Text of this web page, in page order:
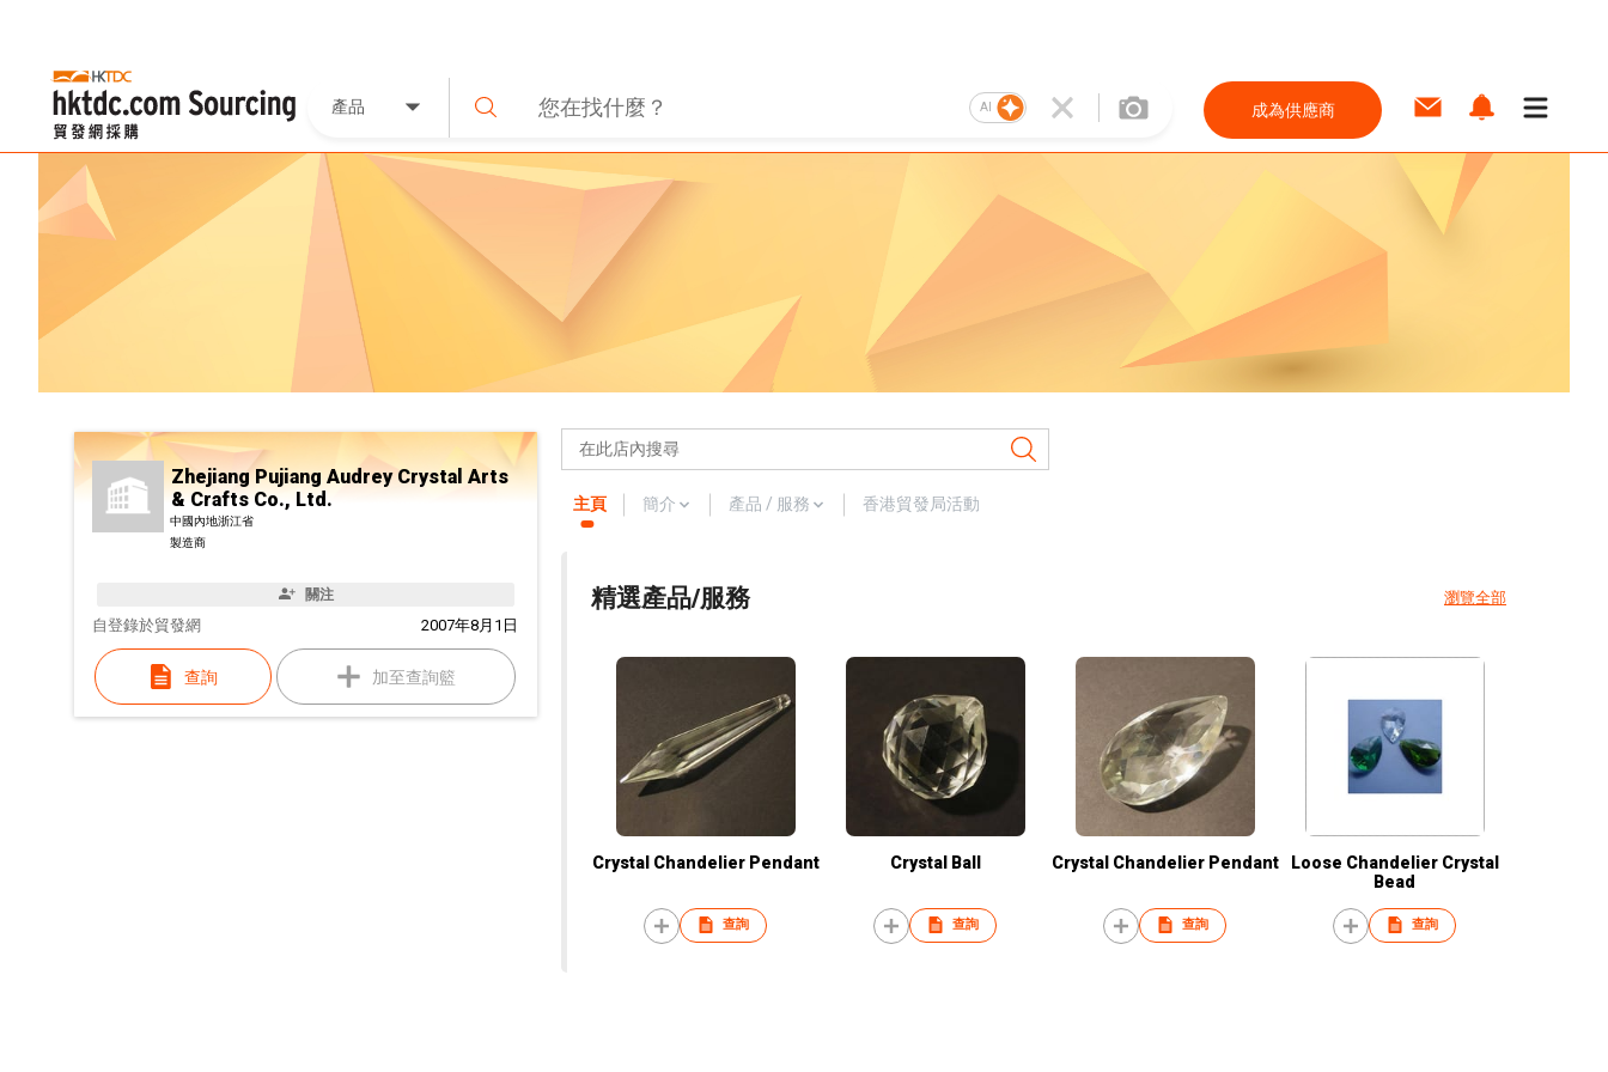
產品 AI 成為供應商
Zhejiang Pujiang Audrey Crystal Arts
& Crafts Co., Ltd.
中國內地浙江省
製造商
關注
自 2007年8月1日
登錄於貿發網
查詢 加至查詢籃
主頁 簡介 產品 / 服務 香港貿發局活動
精選產品/服務 瀏覽全部
Crystal Chandelier Pendant
查詢
Crystal Ball
查詢
Crystal Chandelier Pendant
查詢
Loose Chandelier Crystal
Bead
查詢